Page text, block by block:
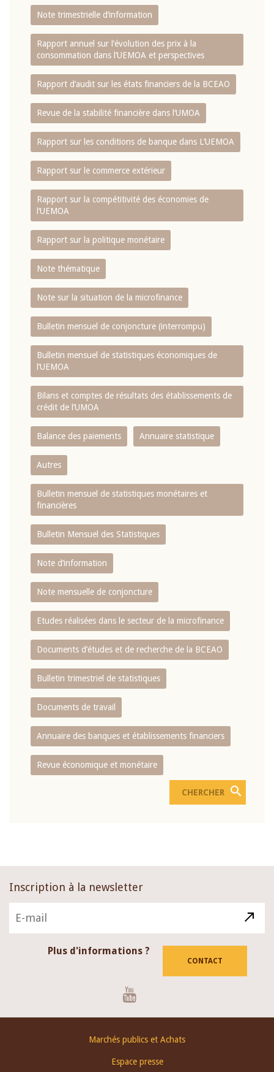
Note trimestrielle d‘information
Rapport annuel sur l‘évolution des prix à la
consommation dans l‘UEMOA et perspectives
Rapport d‘audit sur les états financiers de la BCEAO
Revue de la stabilité financière dans l‘UMOA
Rapport sur les conditions de banque dans L‘UEMOA
Rapport sur le commerce extérieur
Rapport sur la compétitivité des économies de
l‘UEMOA
Rapport sur la politique monétaire
Note thématique
Note sur la situation de la microfinance
Bulletin mensuel de conjoncture (interrompu)
Bulletin mensuel de statistiques économiques de
l‘UEMOA
Bilans et comptes de résultats des établissements de
crédit de l‘UMOA
Balance des paiements Annuaire statistique
Autres
Bulletin mensuel de statistiques monétaires et
financières
Bulletin Mensuel des Statistiques
Note d’information
Note mensuelle de conjoncture
Etudes réalisées dans le secteur de la microfinance
Documents d’études et de recherche de la BCEAO
Bulletin trimestriel de statistiques
Documents de travail
Annuaire des banques et établissements financiers
Revue économique et monétaire
Inscription à la newsletter
Plus d'informations ?
CONTACT
Marchés publics et Achats
Espace presse